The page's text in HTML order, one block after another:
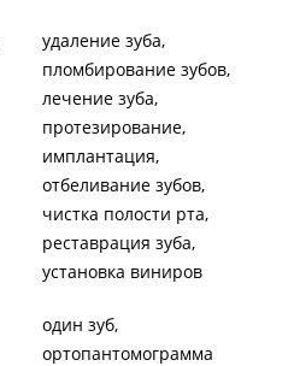
удаление зуба
пломбирование зубов
лечение зуба
протезирование
имплантация
отбеливание зубов
чистка полости рта
реставрация зуба
установка виниров
один зуб
ортопантомограмма